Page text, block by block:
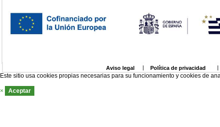
Aviso legal Política de privacidad
Este sitio usa cookies propias necesarias para su funcionamiento y cookies de
× Aceptar